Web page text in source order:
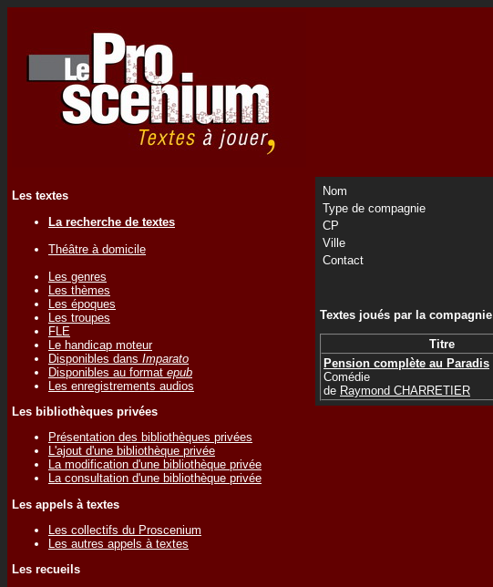
Les textes
La recherche de textes
Théâtre à domicile
Les genres
Les thèmes
Les époques
Les troupes
FLE
Le handicap moteur
Disponibles dans Imparato
Disponibles au format epub
Les enregistrements audios
Les bibliothèques privées
Présentation des bibliothèques privées
L'ajout d'une bibliothèque privée
La modification d'une bibliothèque privée
La consultation d'une bibliothèque privée
Les appels à textes
Les collectifs du Proscenium
Les autres appels à textes
Les recueils
Nom
Type de compagnie
CP
Ville
Contact
Textes joués par la compagnie
Titre
Pension complète au Paradis
Comédie
de Raymond CHARRETIER